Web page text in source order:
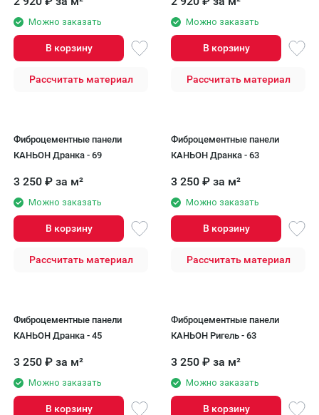
Можно заказать
В корзину
Рассчитать материал
Можно заказать
В корзину
Рассчитать материал
Фиброцементные панели
КАНЬОН Дранка - 69
3 250 ₽ за м²
Можно заказать
В корзину
Рассчитать материал
Фиброцементные панели
КАНЬОН Дранка - 63
3 250 ₽ за м²
Можно заказать
В корзину
Рассчитать материал
Фиброцементные панели
КАНЬОН Дранка - 45
3 250 ₽ за м²
Можно заказать
В корзину
Фиброцементные панели
КАНЬОН Ригель - 63
3 250 ₽ за м²
Можно заказать
В корзину